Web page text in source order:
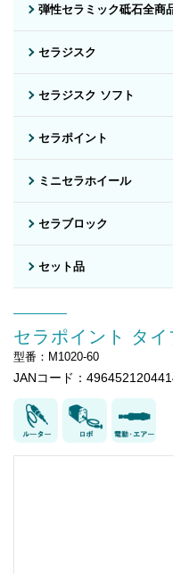
弾性セラミック砥石全商
セラジスク
セラジスク ソフト
セラポイント
ミニセラホイール
セラブロック
セット品
セラポイント タ
型番：M1020-60
JANコード：